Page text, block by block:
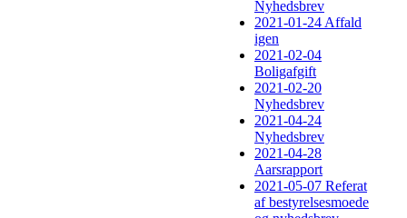
Nyhedsbrev
2021-01-24 Affald
igen
2021-02-04
Boligafgift
2021-02-20
Nyhedsbrev
2021-04-24
Nyhedsbrev
2021-04-28
Aarsrapport
2021-05-07 Referat
af bestyrelsesmoede